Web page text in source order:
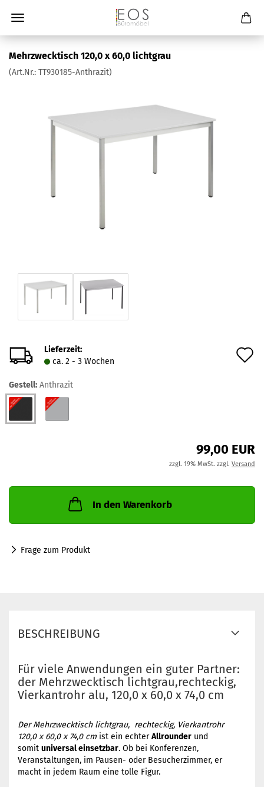
Mehrzwecktisch 120,0 x 60,0 lichtgrau
(Art.Nr.: TT930185-Anthrazit)
Lieferzeit:
ca. 2 - 3 Wochen
Gestell: Anthrazit
99,00 EUR
zzgl. 19% MwSt. zzgl. Versand
In den Warenkorb
Frage zum Produkt
BESCHREIBUNG
Für viele Anwendungen ein guter Partner:
der Mehrzwecktisch lichtgrau,rechteckig,
Vierkantrohr alu, 120,0 x 60,0 x 74,0 cm
Der Mehrzwecktisch lichtgrau, rechteckig, Vierkantrohr
120,0 x 60,0 x 74,0 cm ist ein echterAllrounder und
somit universal einsetzbar. Ob bei Konferenzen,
Veranstaltungen, im Pausen- oder Besucherzimmer, er
macht in jedem Raum eine tolle Figur.